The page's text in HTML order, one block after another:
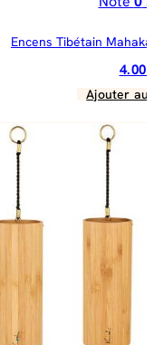
Encens Tibétain
4.00
Ajouter au